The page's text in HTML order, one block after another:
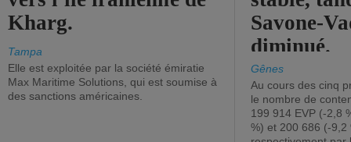
Kharg.
Tampa
Elle est exploitée par la société émiratie
Max Maritime Solutions, qui est soumise à
des sanctions américaines.
Savone-
diminué.
Gênes
Au cours des cinq
le nombre de
199 914 EVP (-2,8
%) et 200 686 (-9,2